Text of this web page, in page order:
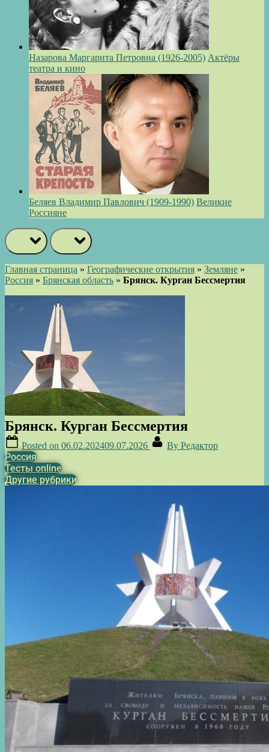
Назарова Маргарита Петровна (1926-2005) Актёры
театра и кино
Беляев Владимир Павлович (1909-1990) Великие
Россияне
Главная страница » Географические открытия » Земляне »
Россия » Брянская область » Брянск. Курган Бессмертия
Брянск. Курган Бессмертия
Posted on 06.02.202409.07.2026 By Редактор
Россия
Тесты online
Другие рубрики